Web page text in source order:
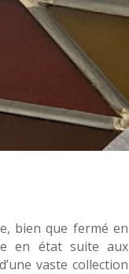
bien que fermé en
en état suite aux
vaste collection